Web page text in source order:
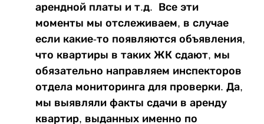
арендной платы и т.д. Все эти
моменты мы отслеживаем, в случае
если какие-то появляются объявления,
что квартиры в таких ЖК сдают, мы
обязательно направляем инспекторов
отдела мониторинга для проверки. Да,
мы выявляли факты сдачи в аренду
квартир, выданных именно по